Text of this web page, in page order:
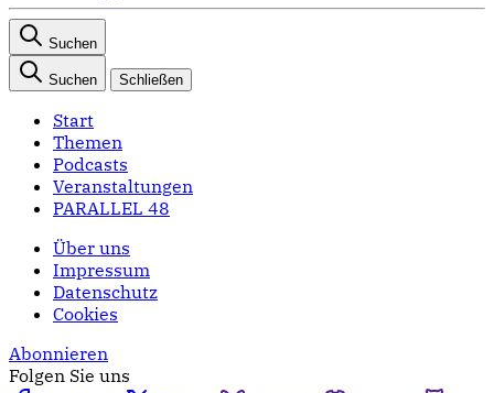
Suchen
Suchen Schließen
Start
Themen
Podcasts
Veranstaltungen
PARALLEL 48
Über uns
Impressum
Datenschutz
Cookies
Abonnieren
Folgen Sie uns